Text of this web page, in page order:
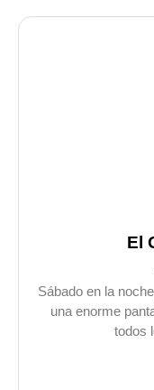
El
Sábado en la
una enorme
todos